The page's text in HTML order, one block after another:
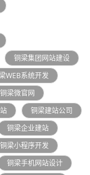
铜梁集团网站建设
WEB系统开发
铜梁微官网
铜梁建站公司
铜梁企业建站
铜梁小程序开发
铜梁手机网站设计